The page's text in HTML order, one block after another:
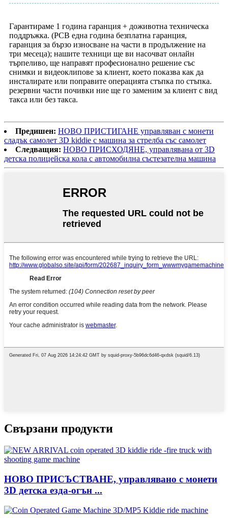
Гарантираме 1 година гаранция + доживотна техническа
поддръжка. (PCB една година безплатна гаранция,
гаранция за бързо износване на части в продължение на
три месеца); нашите техници ще ви насочват онлайн
търпеливо, ще направят професионално решение със
снимки и видеоклипове за клиент, което показва как да
инсталирате или поправите операцията стъпка по стъпка.
резервни части почивки ние ще го заменим за клиент с вид
такса или без такса.
Предишен: НОВО ПРИСТИГАНЕ управляван с монети
сладък самолет 3D kiddie с машина за стрелба със самолет
Следващия: НОВО ПРИСХОДЯНЕ, управлявана от 3D
детска полицейска кола с автомобилна състезателна машина
Свързани продукти
НОВО ПРИСЪСТВАНЕ, управлявано с монети
3D детска езда-огън ...